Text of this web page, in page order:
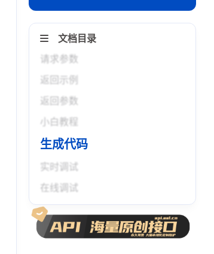
文档目录
请求参数
返回示例
返回参数
小白教程
生成代码
实时调试
在线调试